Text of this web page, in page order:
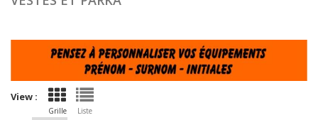
View :
Grille Liste